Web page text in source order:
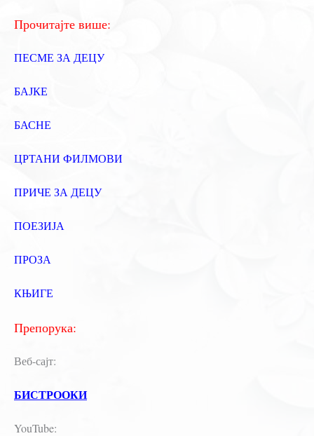
:Прочитајте више:
ПЕСМЕ ЗА ДЕЦУ
БАЈКЕ
БАСНЕ
ЦРТАНИ ФИЛМОВИ
ПРИЧЕ ЗА ДЕЦУ
ПОЕЗИЈА
ПРОЗА
КЊИГЕ
Препорука:
Веб-сајт:
БИСТРООКИ
YouTube: